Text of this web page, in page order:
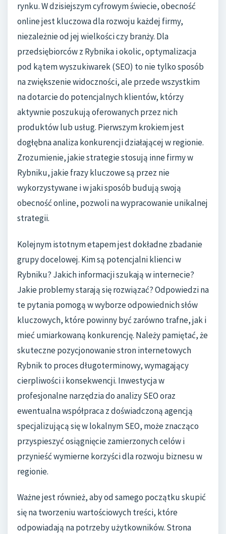
rynku. W dzisiejszym cyfrowym świecie, obecność
online jest kluczowa dla rozwoju każdej firmy,
niezależnie od jej wielkości czy branży. Dla
przedsiębiorców z Rybnika i okolic, optymalizacja
pod kątem wyszukiwarek (SEO) to nie tylko sposób
na zwiększenie widoczności, ale przede wszystkim
na dotarcie do potencjalnych klientów, którzy
aktywnie poszukują oferowanych przez nich
produktów lub usług. Pierwszym krokiem jest
dogłębna analiza konkurencji działającej w regionie.
Zrozumienie, jakie strategie stosują inne firmy w
Rybniku, jakie frazy kluczowe są przez nie
wykorzystywane i w jaki sposób budują swoją
obecność online, pozwoli na wypracowanie unikalnej
strategii.
Kolejnym istotnym etapem jest dokładne zbadanie
grupy docelowej. Kim są potencjalni klienci w
Rybniku? Jakich informacji szukają w internecie?
Jakie problemy starają się rozwiązać? Odpowiedzi na
te pytania pomogą w wyborze odpowiednich słów
kluczowych, które powinny być zarówno trafne, jak i
mieć umiarkowaną konkurencję. Należy pamiętać, że
skuteczne pozycjonowanie stron internetowych
Rybnik to proces długoterminowy, wymagający
cierpliwości i konsekwencji. Inwestycja w
profesjonalne narzędzia do analizy SEO oraz
ewentualna współpraca z doświadczoną agencją
specjalizującą się w lokalnym SEO, może znacząco
przyspieszyć osiągnięcie zamierzonych celów i
przynieść wymierne korzyści dla rozwoju biznesu w
regionie.
Ważne jest również, aby od samego początku skupić
się na tworzeniu wartościowych treści, które
odpowiadają na potrzeby użytkowników. Strona